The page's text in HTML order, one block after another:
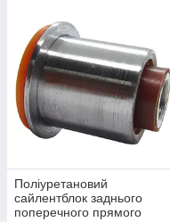
Поліуретановий
сайлентблок заднього
поперечного прямого